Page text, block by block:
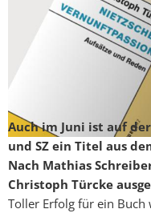
Auch im Juni ist auf
und SZ ein Titel aus
Nach Mathias
Christoph Türcke
Toller Erfolg für ein Buch